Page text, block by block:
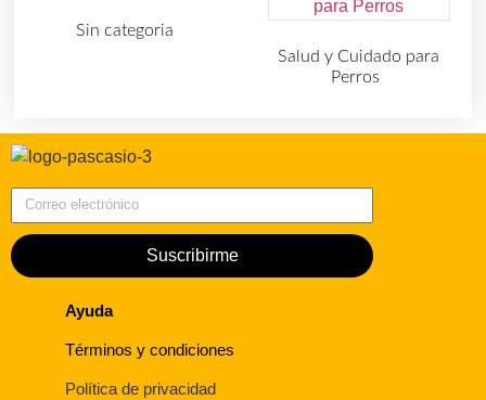
Sin categoria
Salud y Cuidado para
Perros
Suscribirme
Ayuda
Términos y condiciones
Política de privacidad